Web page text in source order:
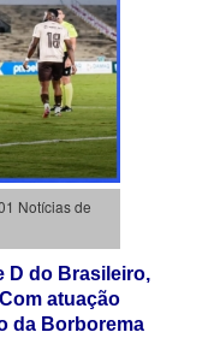
Notícias de
D do Brasileiro,
atuação
da Borborema